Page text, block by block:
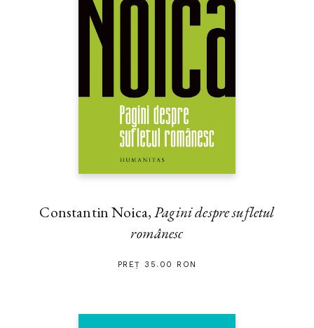
Constantin Noica,Pagini despre sufletul
românesc
PREȚ 35.00 RON